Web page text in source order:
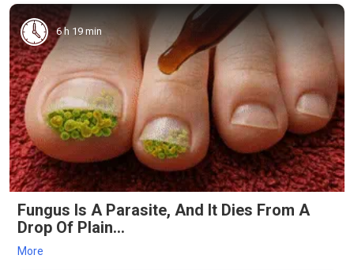
6 h 19 min
Fungus Is A Parasite, And It Dies From A
Drop Of Plain...
More